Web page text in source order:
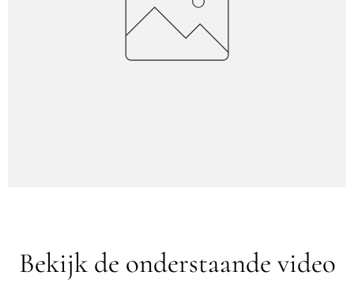
Bekijk de onderstaande video